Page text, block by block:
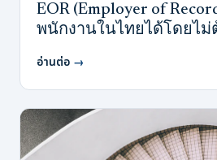
EOR (Employer of
พนักงานในไทยได้โดยไม่
อ่านต่อ →